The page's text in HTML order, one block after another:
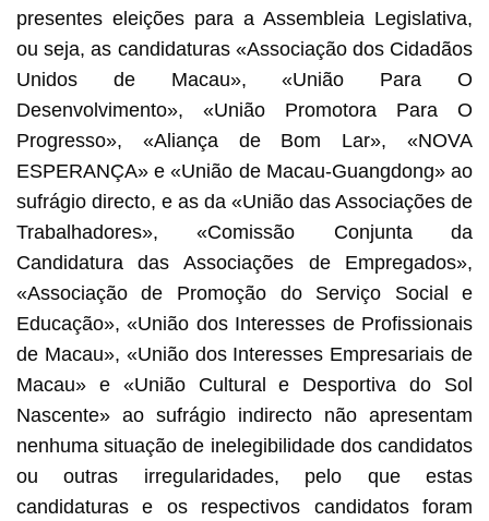
presentes eleições para a Assembleia Legislativa,
ou seja, as candidaturas «Associação dos Cidadãos
Unidos de Macau», «União Para O
Desenvolvimento», «União Promotora Para O
Progresso», «Aliança de Bom Lar», «NOVA
ESPERANÇA» e «União de Macau-Guangdong» ao
sufrágio directo, e as da «União das Associações de
Trabalhadores», «Comissão Conjunta da
Candidatura das Associações de Empregados»,
«Associação de Promoção do Serviço Social e
Educação», «União dos Interesses de Profissionais
de Macau», «União dos Interesses Empresariais de
Macau» e «União Cultural e Desportiva do Sol
Nascente» ao sufrágio indirecto não apresentam
nenhuma situação de inelegibilidade dos candidatos
ou outras irregularidades, pelo que estas
candidaturas e os respectivos candidatos foram